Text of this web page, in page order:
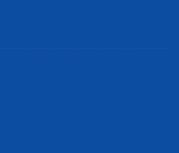
nước sốt thơm ngon, hoặc
em.
ở việc xay thực phẩm, máy xay
bạn thỏa sức sáng tạo trong gian
dụng và vệ sinh, cùng với chất
tố góp phần mang lại trải nghiệm